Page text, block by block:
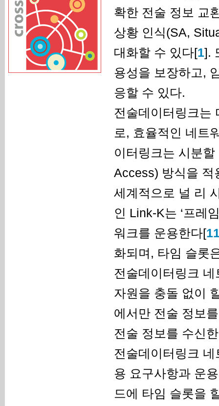
확한 전술 정보 교
상황 인식(SA,
대화할 수 있다[1].
용성을 보장하고,
응할 수 있다.
전술데이터링크는
로, 효율적인 네트
이터링크는 시분
Access) 방식을 적
세계적으로 널 리
인 Link-K는 ‘프레
워크를 운용한다[
화되며, 타임 슬롯
전술데이터링크
자원을 충돌 없이
에서만 전술 정보
전술 정보를 수신
전술데이터링크
용 요구사항과 운
드에 타임 슬롯을